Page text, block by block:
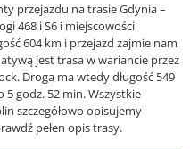
przejazdu na trasie Gdynia –
468 i S6 i miejscowości
604 km i przejazd zajmie nam
jest trasa w wariancie przez
Droga ma wtedy długość 549
5 godz. 52 min. Wszystkie
szczegółowo opisujemy
pełen opis trasy.